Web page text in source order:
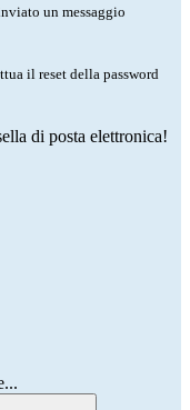
un messaggio
il reset della password
di posta elettronica!